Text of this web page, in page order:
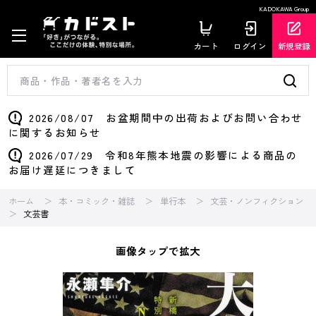
KADOKAWA Group
カート ログイン 新規登録
2026/08/07 お盆期間中の出荷およびお問い合わせ
に関するお知らせ
2026/07/29 令和8年熊本地震の影響による商品の
お届け遅延につきまして
ホーム 本・コミック・雑誌 単行本
文芸・ノンフィクション
文芸書
画像タップで拡大